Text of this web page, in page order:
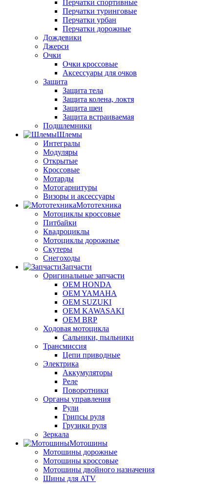
Перчатки спортивные
Перчатки туринговые
Перчатки урбан
Перчатки дорожные
Дождевики
Джерси
Очки
Очки кроссовые
Аксессуары для очков
Защита
Защита тела
Защита колена, локтя
Защита шеи
Защита встраиваемая
Подшлемники
Шлемы
Интегралы
Модуляры
Открытые
Кроссовые
Мотарды
Мотогарнитуры
Визоры и аксессуары
Мототехника
Мотоциклы кроссовые
Питбайки
Квадроциклы
Мотоциклы дорожные
Скутеры
Снегоходы
Запчасти
Оригинальные запчасти
OEM HONDA
OEM YAMAHA
OEM SUZUKI
OEM KAWASAKI
OEM BRP
Ходовая мотоцикла
Сальники, пыльники
Трансмиссия
Цепи приводные
Электрика
Аккумуляторы
Реле
Поворотники
Органы управления
Рули
Грипсы руля
Грузики руля
Зеркала
Мотошины
Мотошины дорожные
Мотошины кроссовые
Мотошины двойного назначения
Шины для ATV